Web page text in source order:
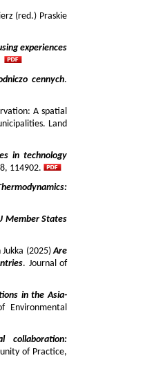
(red.) Praskie
experiences
cennych.
A spatial
Land
in technology
114902.
Member States
Jukka (2025)Are
. Journal of
in the Asia-
Environmental
collaboration:
of Practice,